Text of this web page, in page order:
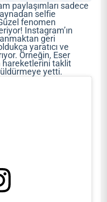
paylaşımları sadece
selfie
fenomen
Instagram’ın
geri
yaratıcı ve
Örneğin, Eser
hareketlerini taklit
yetti.